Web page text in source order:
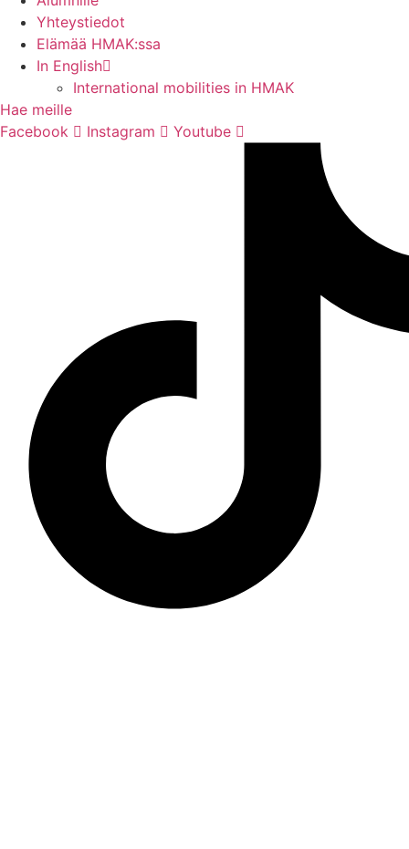
Yhteystiedot
Elämää HMAK:ssa
In English
International mobilities in HMAK
Hae meille
Facebook
Instagram Youtube